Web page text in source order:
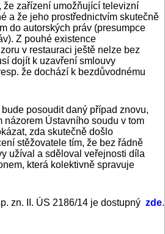
že zařízení umožňující televizní
a že jeho prostřednictvím skutečně
do autorských práv (presumpce
Z pouhé existence
v restauraci ještě nelze bez
dojít k uzavření smlouvy
že dochází k bezdůvodnému
posoudit daný případ znovu,
názorem Ústavního soudu v tom
zda skutečně došlo
stěžovatele tím, že bez řádně
užíval a sděloval veřejnosti díla
která kolektivně spravuje
zn. II. ÚS 2186/14 je dostupný zde.